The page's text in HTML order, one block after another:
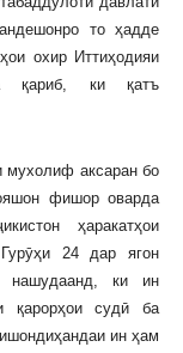
то ҳадде
охир Иттиҳодияи
қариб, ки қатъ
мухолиф аксаран бо
фишор оварда
ҳаракатҳои
24 дар ягон
нашудаанд, ки ин
қарорҳои судӣ ба
ин ҳам